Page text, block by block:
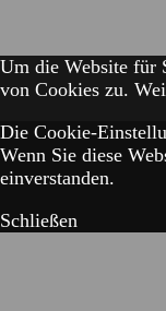
Um die Website für
von Cookies zu.
Die Cookie-
Wenn Sie diese
einverstanden.
Schließen